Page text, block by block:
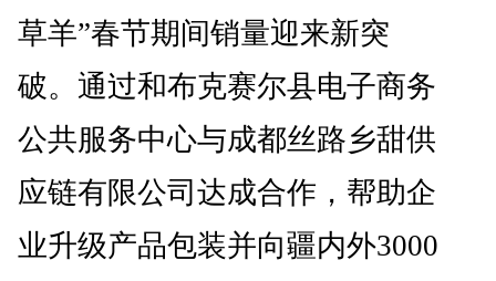
草羊”春节期间销量迎来新突
破。通过和布克赛尔县电子商务
公共服务中心与成都丝路乡甜供
应链有限公司达成合作，帮助企
业升级产品包装并向疆内外3000